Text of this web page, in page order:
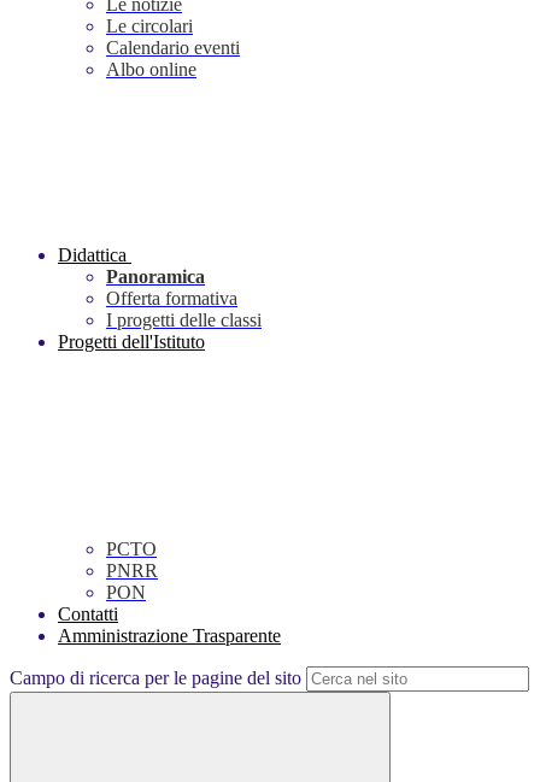
Le notizie
Le circolari
Calendario eventi
Albo online
Didattica
Panoramica
Offerta formativa
I progetti delle classi
Progetti dell'Istituto
PCTO
PNRR
PON
Contatti
Amministrazione Trasparente
Campo di ricerca per le pagine del sito